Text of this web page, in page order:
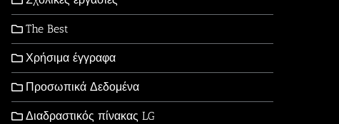
The Best
Χρήσιμα έγγραφα
Προσωπικά Δεδομένα
Διαδραστικός πίνακας LG